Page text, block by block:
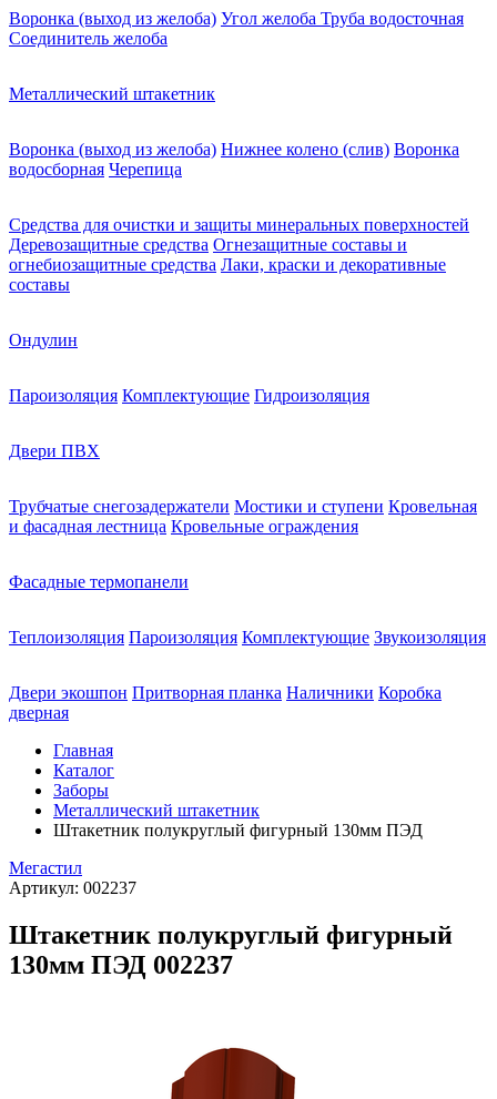
Воронка (выход из желоба) Угол желоба Труба водосточная
Соединитель желоба
Металлический штакетник
Воронка (выход из желоба) Нижнее колено (слив) Воронка
водосборная Черепица
Средства для очистки и защиты минеральных поверхностей
Деревозащитные средства Огнезащитные составы и
огнебиозащитные средства Лаки, краски и декоративные
составы
Ондулин
Пароизоляция Комплектующие Гидроизоляция
Двери ПВХ
Трубчатые снегозадержатели Мостики и ступени Кровельная
и фасадная лестница Кровельные ограждения
Фасадные термопанели
Теплоизоляция Пароизоляция Комплектующие Звукоизоляция
Двери экошпон Притворная планка Наличники Коробка
дверная
Главная
Каталог
Заборы
Металлический штакетник
Штакетник полукруглый фигурный 130мм ПЭД
Мегастил
Артикул: 002237
Штакетник полукруглый фигурный
130мм ПЭД 002237